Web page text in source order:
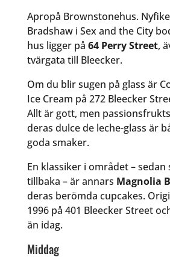
Apropå Brownstonehus.
Bradshaw i Sex and the City
hus ligger på 64 Perry Street,
tvärgata till Bleecker.
Om du blir sugen på glass är
Ice Cream på 272 Bleecker
Allt är gott, men
deras dulce de leche-glass är
goda smaker.
En klassiker i området – sedan
tillbaka – är annars Magnolia
deras berömda cupcakes.
1996 på 401 Bleecker Street
än idag.
Middag